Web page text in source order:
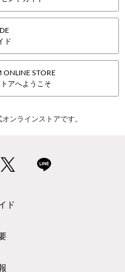
ド
ONLINE STORE
アへようこそ
ンラインストアです。
ド